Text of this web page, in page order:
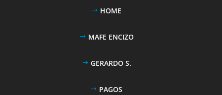
HOME
MAFE ENCIZO
GERARDO S.
PAGOS